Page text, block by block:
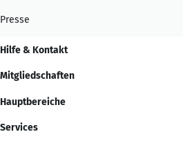
Presse
Hilfe & Kontakt
Mitgliedschaften
Hauptbereiche
Services